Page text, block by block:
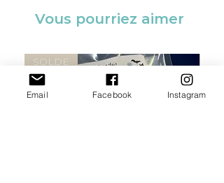
Vous pourriez aimer
SOLDE
Email Facebook Instagram